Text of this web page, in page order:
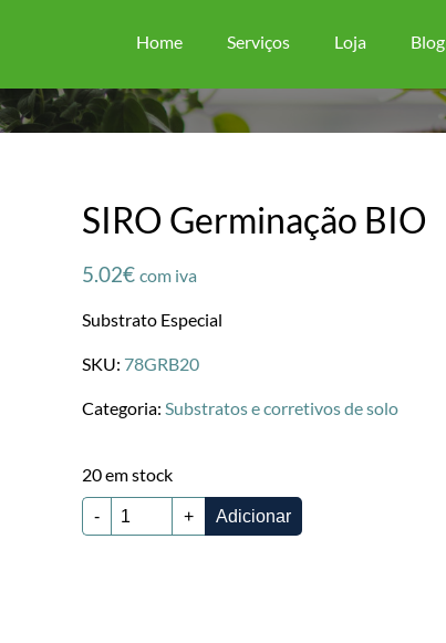
Home Serviços Loja Blog
SIRO Germinação BIO
5.02€ com iva
Substrato Especial
SKU: 78GRB20
Categoria: Substratos e corretivos de solo
20 em stock
- + Adicionar